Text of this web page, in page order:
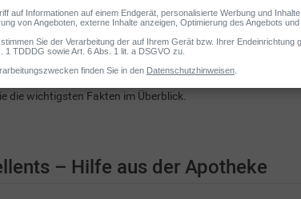
sieht ein zuverlässiger Insektenschutz aus? Und welche
die wichtigsten Fakten im Überblick.
– Hilfe aus der Apotheke